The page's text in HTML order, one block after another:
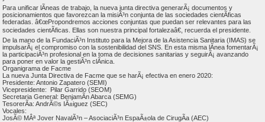
Para unificar lÃ­neas de trabajo, la nueva junta directiva generarÃ¡ documentos y
posicionamientos que favorezcan la misiÃ³n conjunta de las sociedades cientÃ­ficas
federadas. â€œPropondremos acciones conjuntas que puedan ser relevantes para las
sociedades cientÃ­ficas. Ellas son nuestra principal fortalezaâ€, recuerda el presidente.
De la mano de la FundaciÃ³n Instituto para la Mejora de la Asistencia Sanitaria (IMAS) se
impulsarÃ¡ el compromiso con la sostenibilidad del SNS. En esta misma lÃ­nea fomentarÃ¡
la participaciÃ³n profesional en la toma de decisiones sanitarias y seguirÃ¡ avanzando
para poner en valor la gestiÃ³n clÃ­nica.
Organigrama de Facme
La nueva Junta Directiva de Facme que se harÃ¡ efectiva en enero 2020:
Presidente: Antonio Zapatero (SEMI)
Vicepresidente: Pilar Garrido (SEOM)
Secretaria General: BenjamÃ­n Abarca (SEMG)
TesorerÃ­a: AndrÃ©s IÃ±iguez (SEC)
Vocales:
JosÃ© MÂª Jover NavalÃ³n – AsociaciÃ³n EspaÃ±ola de CirugÃ­a (AEC)